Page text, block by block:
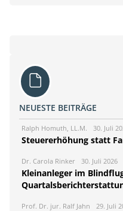
NEUESTE BEITRÄGE
Ralph Homuth, LL.M. 30. Juli
Steuererhöhung statt
Dr. Carola Rinker 30. Juli 2026
Kleinanleger im
Prof. Dr. jur. Ralf Jahn 29. Juli